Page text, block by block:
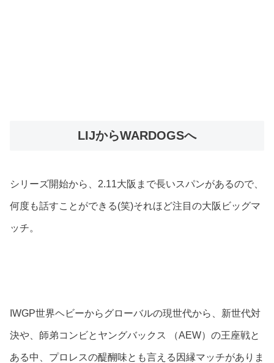
LIJからWARDOGSへ
シリーズ開始から、2.11大阪まで長いスパンがあるので、
何度も話すことができる(笑)それほど注目の大阪ビッグマ
ッチ。
IWGP世界ヘビーからグローバルの現世代から、新世代対
決や、師弟コンビとヤングバックス （AEW）の王座戦と
ある中、プロレスの醍醐味とも言える因縁マッチがありま